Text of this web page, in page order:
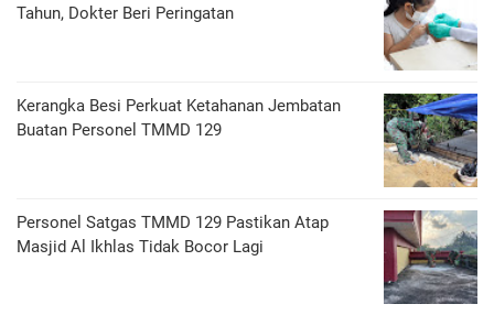
Tahun, Dokter Beri Peringatan
Kerangka Besi Perkuat Ketahanan Jembatan
Buatan Personel TMMD 129
Personel Satgas TMMD 129 Pastikan Atap
Masjid Al Ikhlas Tidak Bocor Lagi